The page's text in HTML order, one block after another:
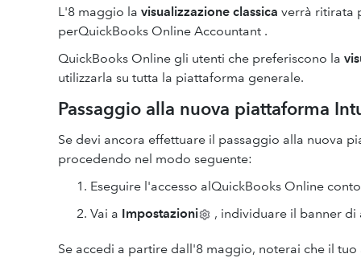
L'8 maggio la visualizzazione classica verrà ritirata
perQuickBooks Online Accountant .
QuickBooks Online gli utenti che preferiscono la
utilizzarla su tutta la piattaforma generale.
Passaggio alla nuova piattaforma
Se devi ancora effettuare il passaggio alla nuova
procedendo nel modo seguente:
Eseguire l'accesso alQuickBooks Online
Vai a Impostazioni , individuare il banner
Se accedi a partire dall'8 maggio, noterai che il